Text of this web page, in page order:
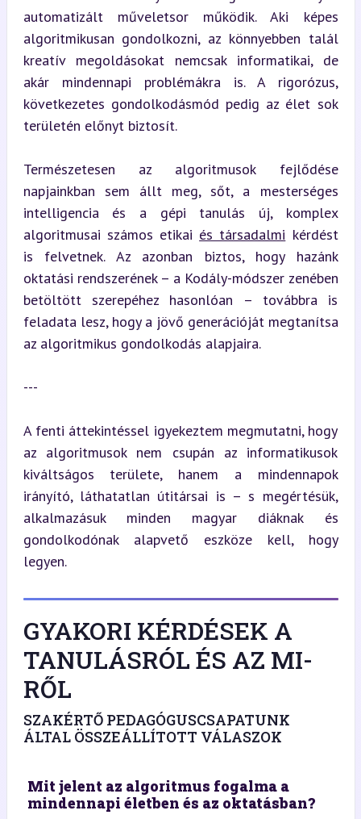
automatizált műveletsor működik. Aki képes
algoritmikusan gondolkozni, az könnyebben talál
kreatív megoldásokat nemcsak informatikai, de
akár mindennapi problémákra is. A rigorózus,
következetes gondolkodásmód pedig az élet sok
területén előnyt biztosít.
Természetesen az algoritmusok fejlődése
napjainkban sem állt meg, sőt, a mesterséges
intelligencia és a gépi tanulás új, komplex
algoritmusai számos etikai és társadalmi kérdést
is felvetnek. Az azonban biztos, hogy hazánk
oktatási rendszerének – a Kodály-módszer zenében
betöltött szerepéhez hasonlóan – továbbra is
feladata lesz, hogy a jövő generációját megtanítsa
az algoritmikus gondolkodás alapjaira.
---
A fenti áttekintéssel igyekeztem megmutatni, hogy
az algoritmusok nem csupán az informatikusok
kiváltságos területe, hanem a mindennapok
irányító, láthatatlan útitársai is – s megértésük,
alkalmazásuk minden magyar diáknak és
gondolkodónak alapvető eszköze kell, hogy
legyen.
GYAKORI KÉRDÉSEK A
TANULÁSRÓL ÉS AZ MI-
RŐL
SZAKÉRTŐ PEDAGÓGUSCSAPATUNK
ÁLTAL ÖSSZEÁLLÍTOTT VÁLASZOK
Mit jelent az algoritmus fogalma a
mindennapi életben és az oktatásban?